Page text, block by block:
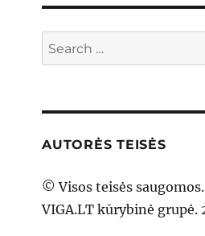
Search
for:
AUTORĖS TEISĖS
© Visos teisės
VIGA.LT kūrybinė grupė.